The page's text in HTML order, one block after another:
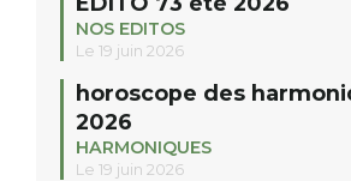
NOS EDITOS
Le 19 juin 2026
horoscope des
2026
HARMONIQUES
Le 19 juin 2026